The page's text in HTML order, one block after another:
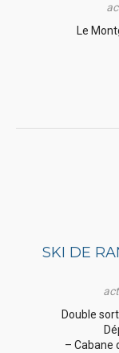
Le
SKI DE
Double
– Cabane